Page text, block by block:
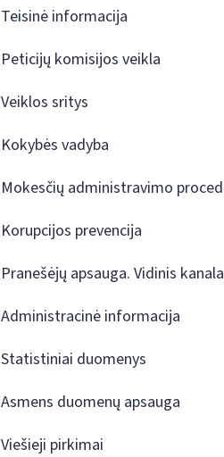
Teisinė informacija
Peticijų komisijos veikla
Veiklos sritys
Kokybės vadyba
Mokesčių administravimo
Korupcijos prevencija
Pranešėjų apsauga. Vidinis
Administracinė informacija
Statistiniai duomenys
Asmens duomenų apsauga
Viešieji pirkimai